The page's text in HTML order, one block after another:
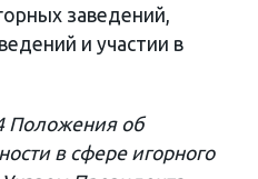
заведений,
и участии в
Положения об
в сфере игорного